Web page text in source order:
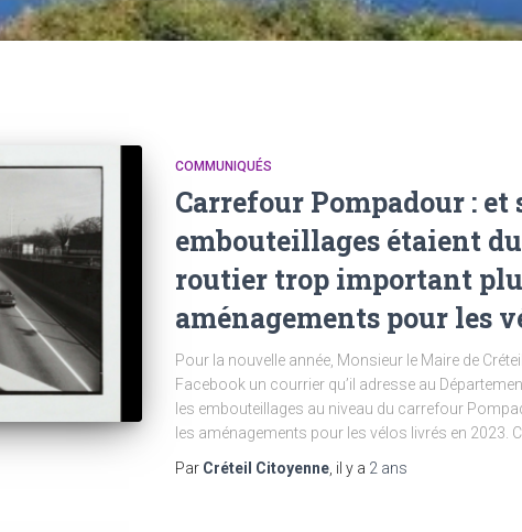
COMMUNIQUÉS
Carrefour Pompadour : et
embouteillages étaient
routier trop important
aménagements pour les
Pour la nouvelle année, Monsieur le Maire de
Facebook un courrier qu’il adresse au
les embouteillages au niveau du carrefour
les aménagements pour les vélos livrés en 2023.
Par Créteil Citoyenne, il y a 2 ans